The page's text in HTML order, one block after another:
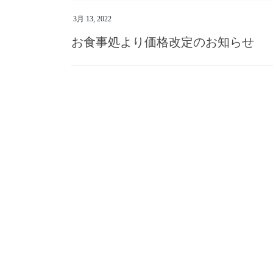
3月 13, 2022
お食事処より価格改定のお知らせ